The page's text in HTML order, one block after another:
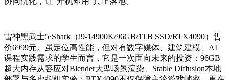
雷神黑武士5·Shark（i9-14900K/96GB/1TB SSD/RTX4090）售
价6999元。虽定位高性能，但对有数字媒体、建筑建模、AI
课程实践需求的学生而言，它是一次面向未来的投资：96GB
超大内存从容应对Blender大型场景渲染、Stable Diffusion本地